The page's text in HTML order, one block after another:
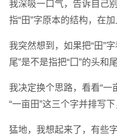
我深吸一口气，告诉自己
指“田”字原本的结构，在加
我突然想到，如果把“田”
尾”是不是指把“囗”的头和
我决定换个思路，看看“一
“一亩田”这三个字并排写
猛地，我想起来了，有些